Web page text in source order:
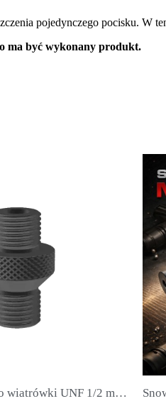
pojedynczego pocisku. W
ma być wykonany produkt.
QUICK VIEW